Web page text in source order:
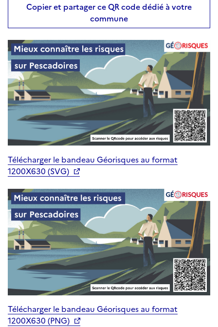
Copier et partager ce QR code dédié à votre
commune
Télécharger le bandeau Géorisques au format
1200X630 (SVG)
Télécharger le bandeau Géorisques au format
1200X630 (PNG)